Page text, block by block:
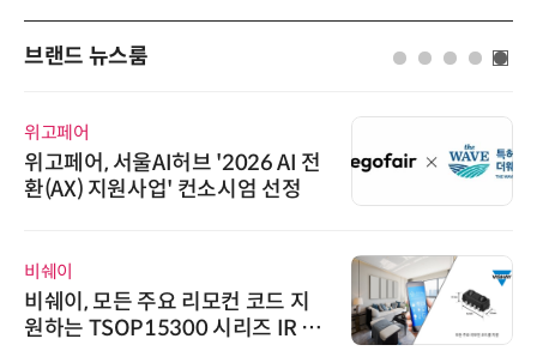
브랜드 뉴스룸
위고페어
위고페어, 서울AI허브 '2026 AI 전
환(AX) 지원사업' 컨소시엄 선정
비쉐이
비쉐이, 모든 주요 리모컨 코드 지
원하는 TSOP15300 시리즈 IR 수